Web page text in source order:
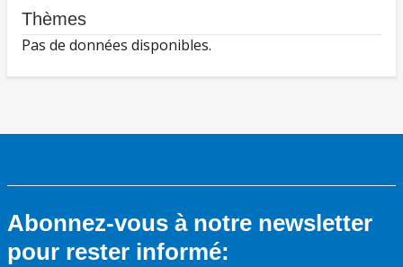
Thèmes
Pas de données disponibles.
Abonnez-vous à notre newsletter
pour rester informé: